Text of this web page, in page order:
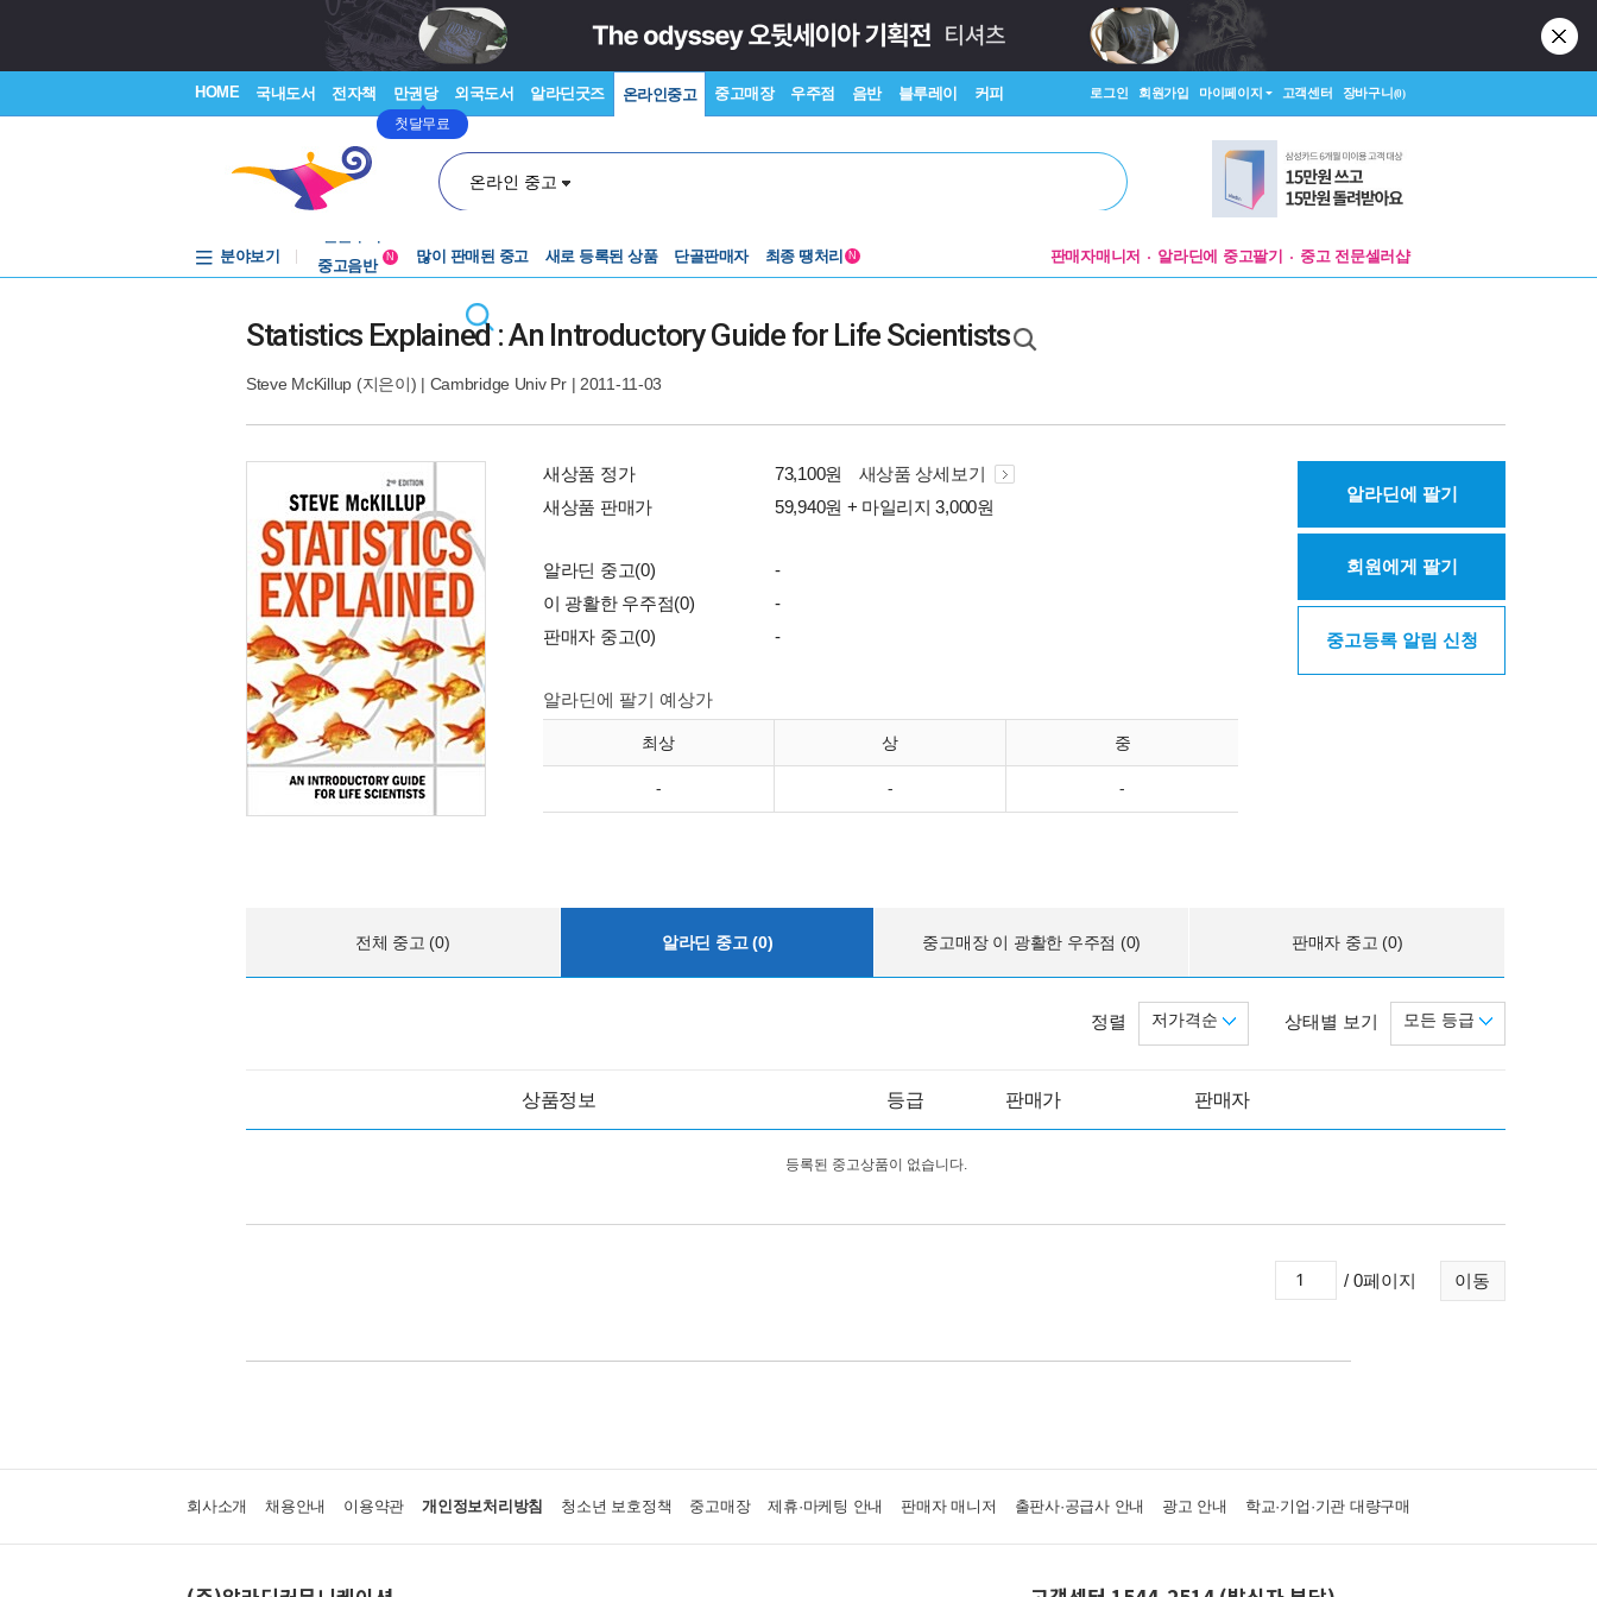
HOME 국내도서 전자책 만권당
첫달무료
외국도서 알라딘굿즈 온라인중고 중고매장 우주점 음반 블루레이 커피 로그인 회원가입 마이페이지 고객센터 장바구니(0)
온라인 중고
분야보기
중고음반
N 많이 판매된 중고 새로 등록된 상품 단골판매자 최종 땡처리 N 판매자매니저 알라딘에 중고팔기 중고 전문셀러샵
Statistics Explained : An Introductory Guide for Life Scientists
Steve McKillup (지은이) | Cambridge Univ Pr| 2011-11-03
새상품 정가 73,100원
새상품 상세보기
새상품 판매가
59,940원 + 마일리지 3,000원
알라딘 중고(0)
-
이 광활한 우주점(0)
-
판매자 중고(0)
-
알라딘에 팔기 예상가
최상 상 중
- - -
알라딘에 팔기
회원에게 팔기
중고등록 알림 신청
전체 중고 (0) 알라딘 중고 (0) 중고매장 이 광활한 우주점 (0) 판매자 중고 (0)
상태별 보기 모든 등급
정렬 저가격순
상품정보 등급 판매가 판매자
등록된 중고상품이 없습니다.
이동
/ 0페이지
회사소개 채용안내 이용약관 개인정보처리방침 청소년 보호정책 중고매장 제휴·마케팅 안내 판매자 매니저 출판사·공급사 안내 광고 안내 학교·기업·기관 대량구매